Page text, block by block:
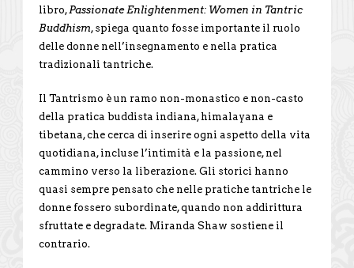
libro, Passionate Enlightenment: Women in Tantric
Buddhism, spiega quanto fosse importante il ruolo
delle donne nell’insegnamento e nella pratica
tradizionali tantriche.
Il Tantrismo è un ramo non-monastico e non-casto
della pratica buddista indiana, himalayana e
tibetana, che cerca di inserire ogni aspetto della vita
quotidiana, incluse l’intimità e la passione, nel
cammino verso la liberazione. Gli storici hanno
quasi sempre pensato che nelle pratiche tantriche le
donne fossero subordinate, quando non addirittura
sfruttate e degradate. Miranda Shaw sostiene il
contrario.